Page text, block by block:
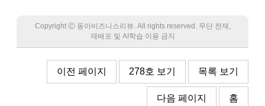
Copyright Ⓒ 동아비즈니스리뷰. All rights reserved. 무단 전재,
재배포 및 AI학습 이용 금지
이전 페이지 278호 보기 목록 보기
다음 페이지 홈